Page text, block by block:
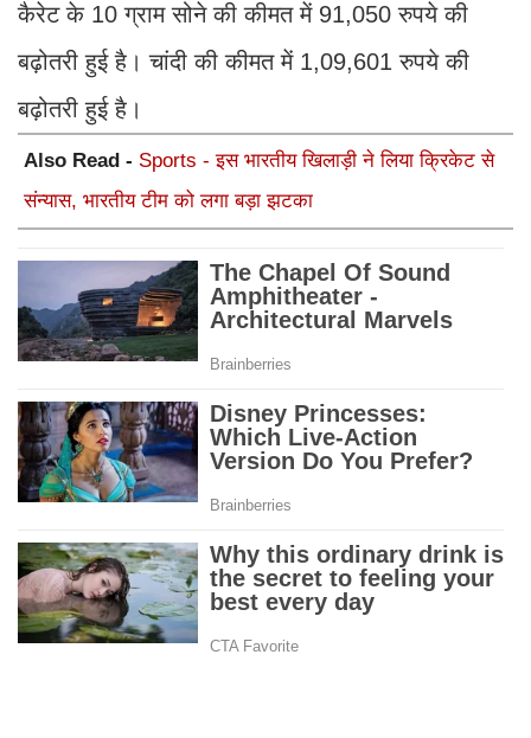
कैरेट के 10 ग्राम सोने की कीमत में 91,050 रुपये की
बढ़ोतरी हुई है। चांदी की कीमत में 1,09,601 रुपये की
बढ़ोतरी हुई है।
Also Read - Sports - इस भारतीय खिलाड़ी ने लिया क्रिकेट से
संन्यास, भारतीय टीम को लगा बड़ा झटका